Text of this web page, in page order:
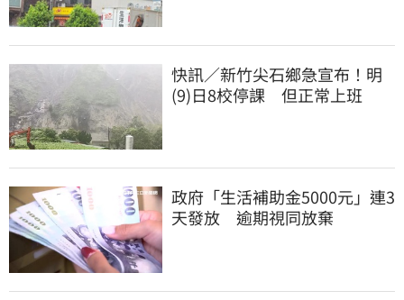
快訊／新竹尖石鄉急宣布！明
(9)日8校停課 但正常上班
政府「生活補助金5000元」連3
天發放 逾期視同放棄